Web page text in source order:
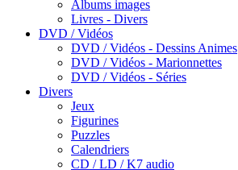
Albums images
Livres - Divers
DVD / Vidéos
DVD / Vidéos - Dessins Animes
DVD / Vidéos - Marionnettes
DVD / Vidéos - Séries
Divers
Jeux
Figurines
Puzzles
Calendriers
CD / LD / K7 audio